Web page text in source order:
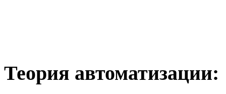
Теория автоматизации: